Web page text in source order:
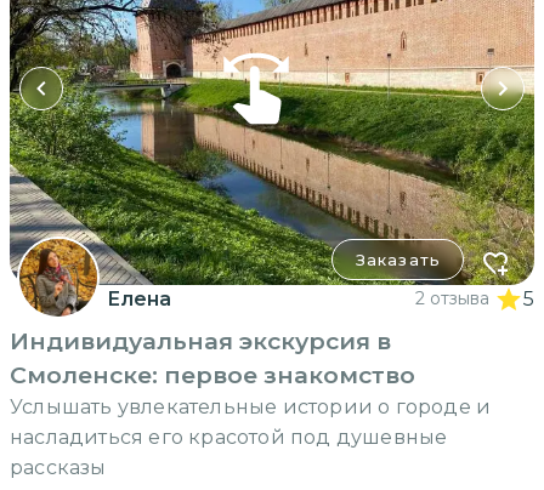
Заказать
Елена 2 отзыва 5
Индивидуальная экскурсия в
Смоленске: первое знакомство
Услышать увлекательные истории о городе и
насладиться его красотой под душевные
рассказы